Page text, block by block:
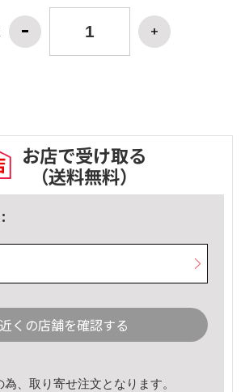
お店で受け取る
（送料無料）
近くの店舗を確認する
、取り寄せ注文となります。